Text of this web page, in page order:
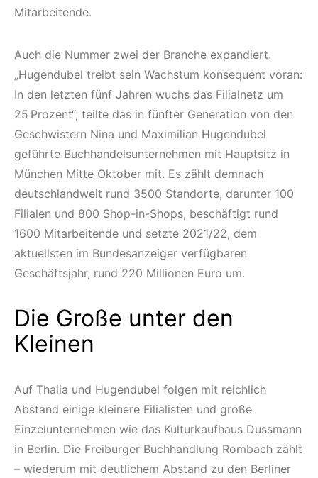
Mitarbeitende.
Auch die Nummer zwei der Branche expandiert.
„Hugendubel treibt sein Wachstum konsequent voran:
In den letzten fünf Jahren wuchs das Filialnetz um
25 Prozent“, teilte das in fünfter Generation von den
Geschwistern Nina und Maximilian Hugendubel
geführte Buchhandelsunternehmen mit Hauptsitz in
München Mitte Oktober mit. Es zählt demnach
deutschlandweit rund 3500 Standorte, darunter 100
Filialen und 800 Shop-in-Shops, beschäftigt rund
1600 Mitarbeitende und setzte 2021/22, dem
aktuellsten im Bundesanzeiger verfügbaren
Geschäftsjahr, rund 220 Millionen Euro um.
Die Große unter den
Kleinen
Auf Thalia und Hugendubel folgen mit reichlich
Abstand einige kleinere Filialisten und große
Einzelunternehmen wie das Kulturkaufhaus Dussmann
in Berlin. Die Freiburger Buchhandlung Rombach zählt
– wiederum mit deutlichem Abstand zu den Berliner